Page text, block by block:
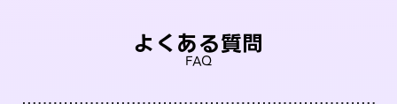
よくある質問
FAQ